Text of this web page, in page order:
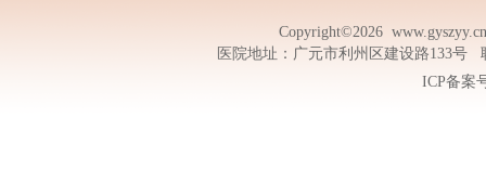
Copyright©2026
医院地址：广元市利州区建设路133号
ICP备案